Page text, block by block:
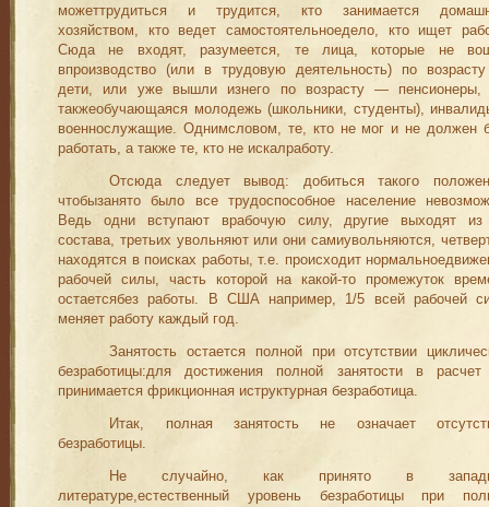
можеттрудиться и трудится, кто занимается
хозяйством, кто ведет самостоятельноедело, кто ищет
Сюда не входят, разумеется, те лица, которые не
впроизводство (или в трудовую деятельность) по
дети, или уже вышли изнего по возрасту — пенсионеры,
такжеобучающаяся молодежь (школьники, студенты),
военнослужащие. Однимсловом, те, кто не мог и не должен
работать, а также те, кто не искалработу.
Отсюда следует вывод: добиться такого
чтобызанято было все трудоспособное население
Ведь одни вступают врабочую силу, другие выходят
состава, третьих увольняют или они самиувольняются,
находятся в поисках работы, т.е. происходит
рабочей силы, часть которой на какой-то промежуток
остаетсябез работы. В США например, 1/5 всей рабочей
меняет работу каждый год.
Занятость остается полной при отсутствии
безра­ботицы:для достижения полной занятости в
принимается фрикционная иструктурная безработица.
Итак, полная занятость не означает
безработицы.
Не случайно, как принято в
литературе,естественный уровень безработицы при